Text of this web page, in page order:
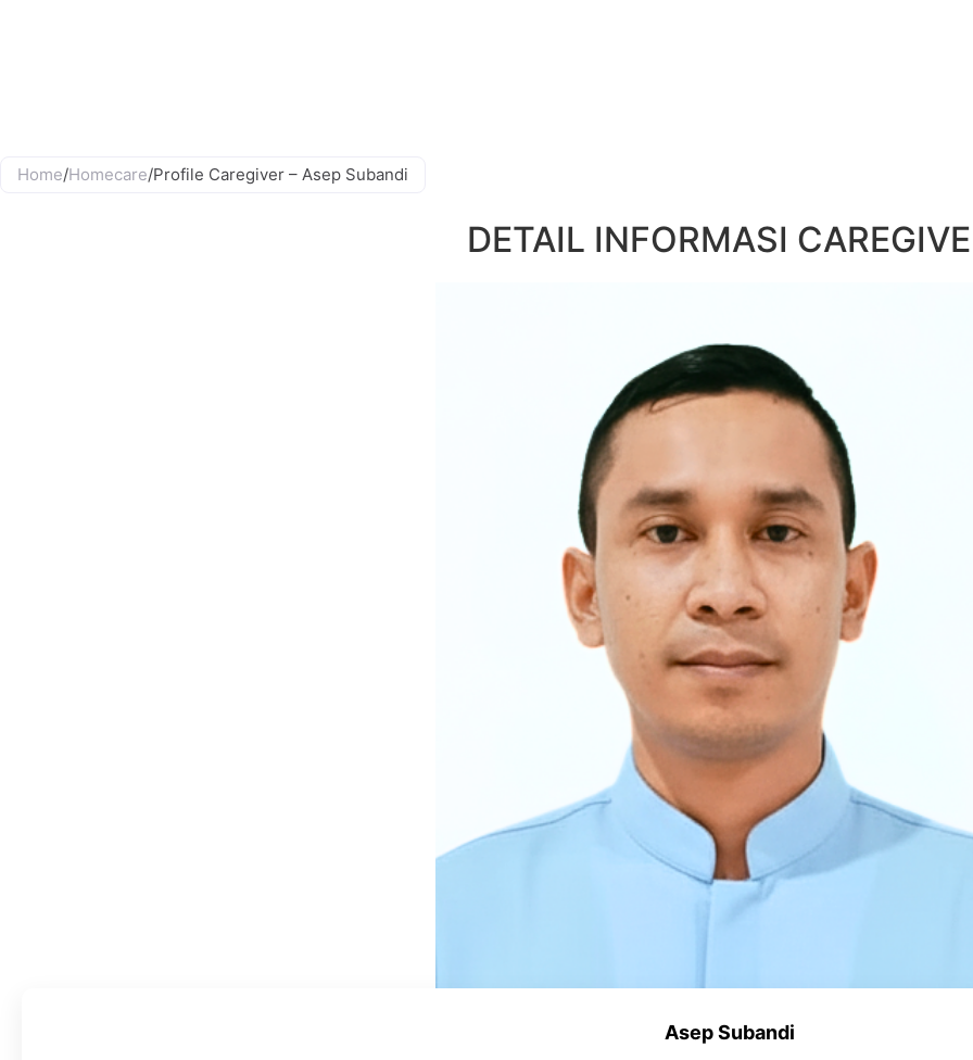
Home/Homecare/Profile Caregiver – Asep Subandi
DETAIL INFORMASI
Asep Subandi